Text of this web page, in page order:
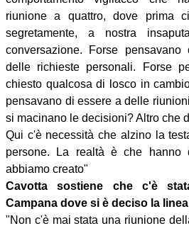
riunione a quattro, dove prima
segretamente, a nostra
conversazione. Forse pensavano
delle richieste personali. Forse
chiesto qualcosa di losco in
pensavano di essere a delle
si macinano le decisioni? Altro che
Qui c'è necessità che alzino la
persone. La realtà è che hanno
abbiamo creato"
Cavotta sostiene che c'è
Campana dove si è deciso la
"Non c'è mai stata una riunione